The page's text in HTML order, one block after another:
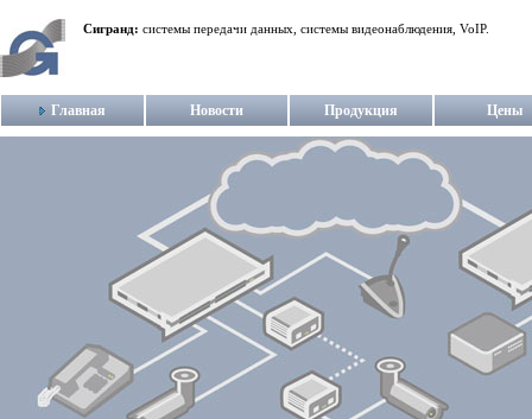
Сигранд: системы передачи данных, системы видеонаблюдения, VoIP.
Главная Новости Продукция Цены